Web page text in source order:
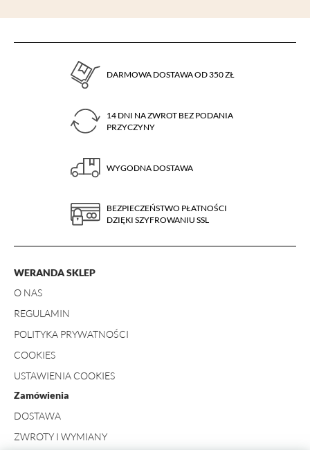
DARMOWA DOSTAWA OD 350 ZŁ
14 DNI NA ZWROT BEZ PODANIA
PRZYCZYNY
WYGODNA DOSTAWA
BEZPIECZEŃSTWO PŁATNOŚCI
DZIĘKI SZYFROWANIU SSL
WERANDA SKLEP
O NAS
REGULAMIN
POLITYKA PRYWATNOŚCI
COOKIES
USTAWIENIA COOKIES
Zamówienia
DOSTAWA
ZWROTY I WYMIANY